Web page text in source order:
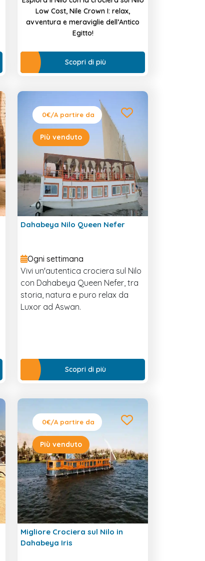
Low Cost, Nile Crown I: relax,
avventura e meraviglie dell’Antico
Egitto!
Scopri di più
0€/A partire da
Più venduto
Dahabeya Nilo Queen Nefer
Ogni settimana
Vivi un'autentica crociera sul Nilo
con Dahabeya Queen Nefer, tra
storia, natura e puro relax da
Luxor ad Aswan.
Scopri di più
0€/A partire da
Più venduto
Migliore Crociera sul Nilo in
Dahabeya Iris